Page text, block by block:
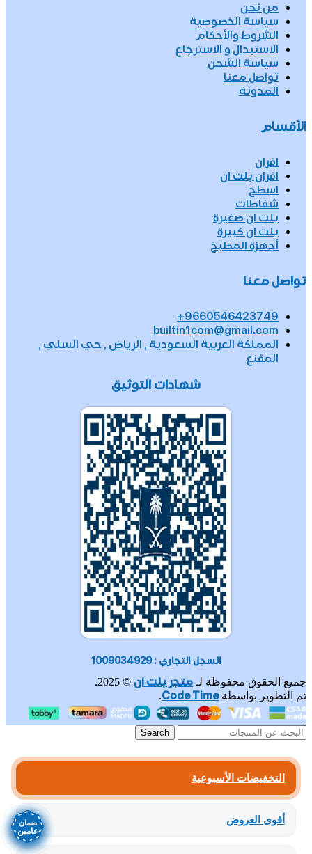
ضمان
عامين
ضمان
عامين
ضمان
عامين
ضمان
عامين
ضمان
عامين
ضمان
عامين
ضمان
عامين
ضمان
عامين
من نحن
سياسة الخصوصية
الشروط والأحكام
الاستبدال و الاسترجاع
سياسة الشحن
تواصل معنا
المدونة
الأقسام
افران
افران بلت ان
اسطح
شفاطات
بلت ان صغيرة
بلت ان كبيرة
أجهزة المطبخ
تواصل معنا
9660546423749+
builtin1com@gmail.com
المملكة العربية السعودية , الرياض , حي السلي ,
المقنع
شهادات التوثيق
السجل التجاري : 1009034929
جميع الحقوق محفوظة لـ متجر بلت ان © 2025.
تم التطوير بواسطةCode Time
.
Search
التخفيضات الأسبوعية
أقوى العروض